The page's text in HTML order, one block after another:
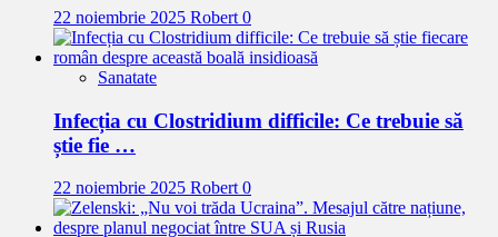
22 noiembrie 2025 Robert 0
Sanatate
Infecția cu Clostridium difficile: Ce trebuie să
știe fie …
22 noiembrie 2025 Robert0